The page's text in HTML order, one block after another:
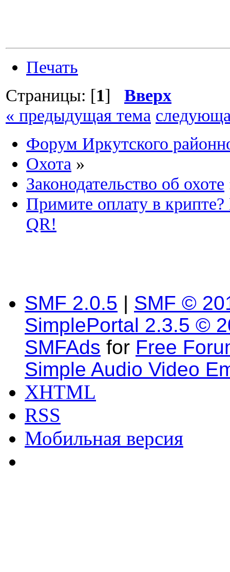
Печать
Страницы: [1] Вверх
« предыдущая тема
Форум Иркутского
Охота »
Законодательство об охоте
Примите оплату в
QR!
SMF 2.0.5 | SMF ©
SimplePortal 2.3.5 ©
SMFAds for Free
Simple Audio Video
XHTML
RSS
Мобильная версия